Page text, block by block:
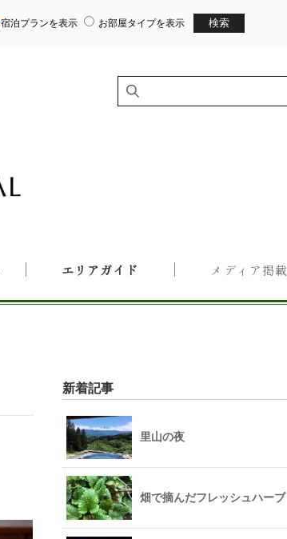
宿泊プランを表示 お部屋タイプを表示
エリアガイド メディア掲載
新着記事
里山の夜
畑で摘んだフレッシュハーブ